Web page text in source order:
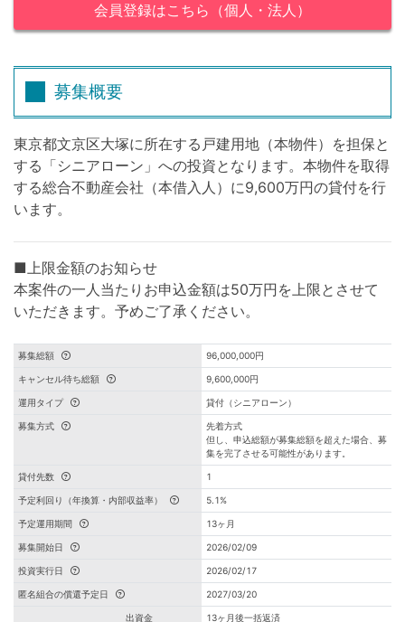
会員登録はこちら（個人・法人）
募集概要
東京都文京区大塚に所在する戸建用地（本物件）を担保と
する「シニアローン」への投資となります。本物件を取得
する総合不動産会社（本借入人）に9,600万円の貸付を行
います。
■上限金額のお知らせ
本案件の一人当たりお申込金額は50万円を上限とさせて
いただきます。予めご了承ください。
募集総額 96,000,000円
キャンセル待ち総額 9,600,000円
運用タイプ 貸付（シニアローン）
募集方式
先着方式
但し、申込総額が募集総額を超えた場合、募
集を完了させる可能性があります。
貸付先数 1
予定利回り（年換算・内部収益率） 5.1%
予定運用期間 13ヶ月
募集開始日 2026/02/09
投資実行日 2026/02/17
匿名組合の償還予定日 2027/03/20
出資金 13ヶ月後一括返済